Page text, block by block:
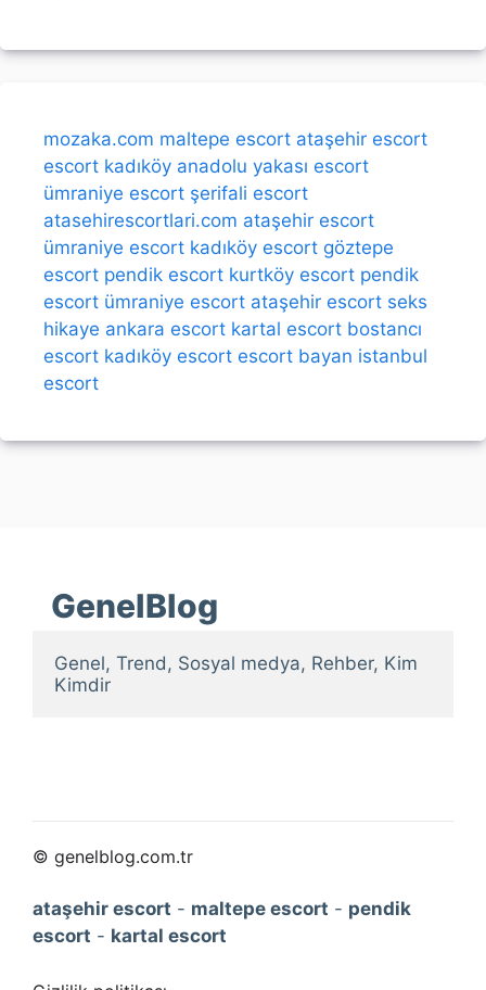
mozaka.com maltepe escort ataşehir escort
escort kadıköy anadolu yakası escort
ümraniye escort şerifali escort
atasehirescortlari.com ataşehir escort
ümraniye escort kadıköy escort göztepe
escort pendik escort kurtköy escort pendik
escort ümraniye escort ataşehir escort seks
hikaye ankara escort kartal escort bostancı
escort kadıköy escort escort bayan istanbul
escort
GenelBlog
Genel, Trend, Sosyal medya, Rehber, Kim
Kimdir
© genelblog.com.tr
ataşehir escort - maltepe escort - pendik
escort - kartal escort